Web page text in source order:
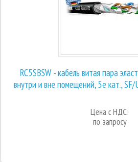
RC5SBSW - кабель витая пара
внутри и вне помещений, 5е кат.,
Цена с НДС:
по запросу